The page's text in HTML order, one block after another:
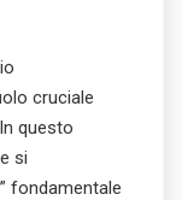
cruciale
questo
si
fondamentale